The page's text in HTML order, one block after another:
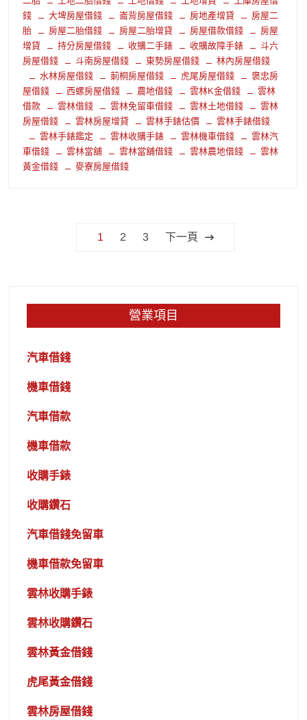
錢
大埤房屋借錢 崙背房屋借錢 房地產增貸
房屋二
胎
房屋二胎借錢 房屋二胎增貸 房屋借款借錢
房屋
增貸
持分房屋借錢 收購二手錶 收購故障手錶
斗六
房屋借錢
斗南房屋借錢 東勢房屋借錢
林內房屋借錢
水林房屋借錢
莿桐房屋借錢 虎尾房屋借錢
褒忠房
屋借錢
西螺房屋借錢 農地借錢 雲林K金借錢
雲林
借款
雲林借錢 雲林免留車借錢 雲林土地借錢
雲林
房屋借錢
雲林房屋增貸 雲林手錶估價
雲林手錶借錢
雲林手錶鑑定
雲林收購手錶 雲林機車借錢
雲林汽
車借錢
雲林當舖 雲林當舖借錢 雲林農地借錢
雲林
黃金借錢
麥寮房屋借錢
1 2 3 下一頁
營業項目
汽車借錢
機車借錢
汽車借款
機車借款
收購手錶
收購鑽石
汽車借錢免留車
機車借款免留車
雲林收購手錶
雲林收購鑽石
雲林黃金借錢
虎尾黃金借錢
雲林房屋借錢